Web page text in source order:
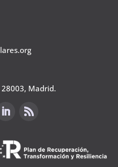
28003, Madrid.